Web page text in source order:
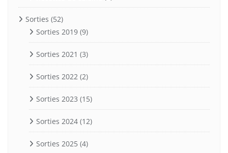
Sorties (52)
Sorties 2019 (9)
Sorties 2021 (3)
Sorties 2022 (2)
Sorties 2023 (15)
Sorties 2024 (12)
Sorties 2025 (4)